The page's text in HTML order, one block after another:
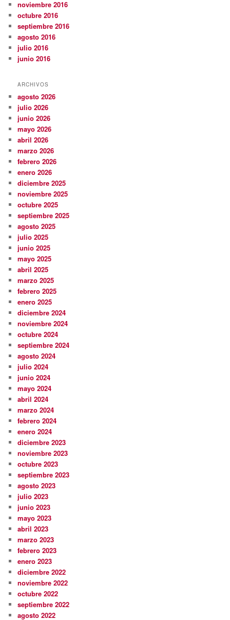
noviembre 2016
octubre 2016
septiembre 2016
agosto 2016
julio 2016
junio 2016
ARCHIVOS
agosto 2026
julio 2026
junio 2026
mayo 2026
abril 2026
marzo 2026
febrero 2026
enero 2026
diciembre 2025
noviembre 2025
octubre 2025
septiembre 2025
agosto 2025
julio 2025
junio 2025
mayo 2025
abril 2025
marzo 2025
febrero 2025
enero 2025
diciembre 2024
noviembre 2024
octubre 2024
septiembre 2024
agosto 2024
julio 2024
junio 2024
mayo 2024
abril 2024
marzo 2024
febrero 2024
enero 2024
diciembre 2023
noviembre 2023
octubre 2023
septiembre 2023
agosto 2023
julio 2023
junio 2023
mayo 2023
abril 2023
marzo 2023
febrero 2023
enero 2023
diciembre 2022
noviembre 2022
octubre 2022
septiembre 2022
agosto 2022